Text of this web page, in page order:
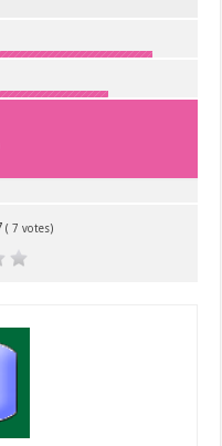
( 7 votes)